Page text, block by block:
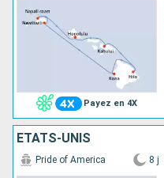
Payez en 4X
ÉTATS-UNIS
Pride of America 8 j